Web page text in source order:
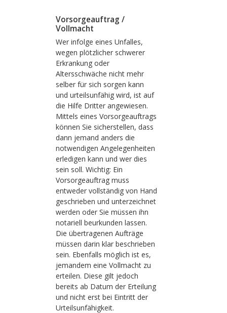
Vorsorgeauftrag /
Vollmacht
Wer infolge eines Unfalles,
wegen plötzlicher schwerer
Erkrankung oder
Altersschwäche nicht mehr
selber für sich sorgen kann
und urteilsunfähig wird, ist auf
die Hilfe Dritter angewiesen.
Mittels eines Vorsorgeauftrags
können Sie sicherstellen, dass
dann jemand anders die
notwendigen Angelegenheiten
erledigen kann und wer dies
sein soll. Wichtig: Ein
Vorsorgeauftrag muss
entweder vollständig von Hand
geschrieben und unterzeichnet
werden oder Sie müssen ihn
notariell beurkunden lassen.
Die übertragenen Aufträge
müssen darin klar beschrieben
sein. Ebenfalls möglich ist es,
jemandem eine Vollmacht zu
erteilen. Diese gilt jedoch
bereits ab Datum der Erteilung
und nicht erst bei Eintritt der
Urteilsunfähigkeit.